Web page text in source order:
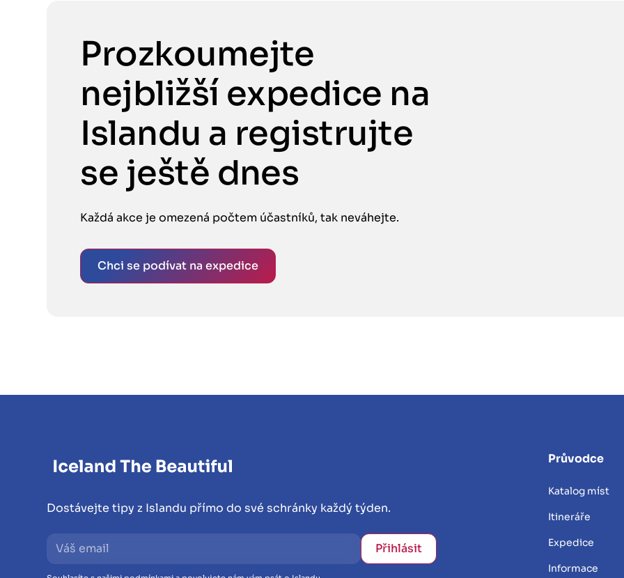
Prozkoumejte
nejbližší expedice na
Islandu a registrujte
se ještě dnes
Každá akce je omezená počtem účastníků, tak neváhejte.
Chci se podívat na expedice
Dostávejte tipy z Islandu přímo do své schránky každý týden.
Průvodce
Katalog míst
Itineráře
Expedice
Informace